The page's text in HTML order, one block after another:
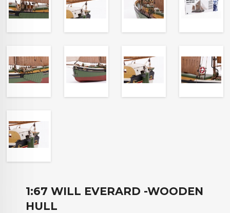
1:67 WILL EVERARD -WOODEN
HULL